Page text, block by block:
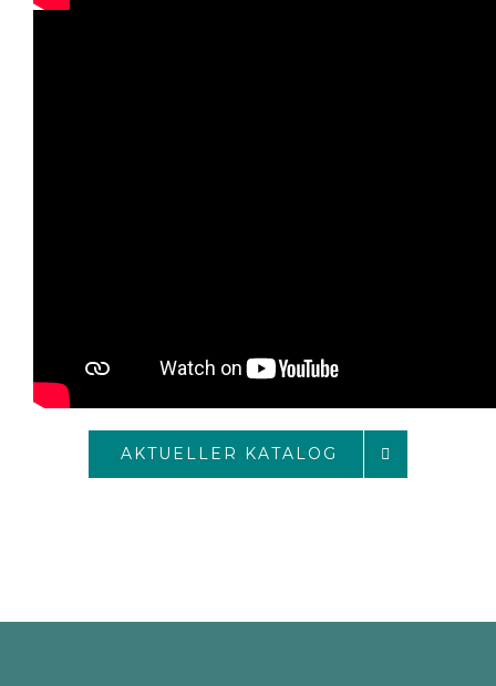
AKTUELLER KATALOG